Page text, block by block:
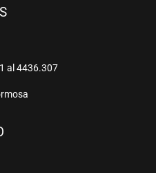
al 4436.307